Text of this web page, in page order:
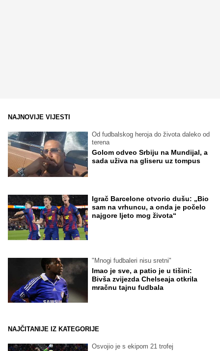
NAJNOVIJE VIJESTI
Od fudbalskog heroja do života daleko od
terena
Golom odveo Srbiju na Mundijal, a
sada uživa na gliseru uz tompus
Igrač Barcelone otvorio dušu: „Bio
sam na vrhuncu, a onda je počelo
najgore ljeto mog života“
"Mnogi fudbaleri nisu sretni"
Imao je sve, a patio je u tišini:
Bivša zvijezda Chelseaja otkrila
mračnu tajnu fudbala
NAJČITANIJE IZ KATEGORIJE
Osvojio je s ekipom 21 trofej